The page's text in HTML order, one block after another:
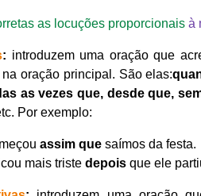
as locuções proporcionais à
: introduzem uma oração que
oração principal. São elas:
as vezes que, desde que,
Por exemplo:
assim que saímos da festa.
mais triste depois que ele